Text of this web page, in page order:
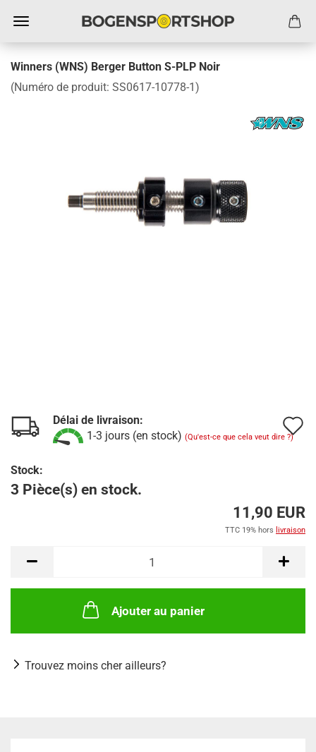
Winners (WNS) Berger Button S-PLP Noir
(Numéro de produit: SS0617-10778-1)
Délai de livraison:
1-3 jours (en stock) (Qu'est-ce que cela veut dire ?)
Stock:
3 Pièce(s) en stock.
11,90 EUR
TTC 19% hors livraison
Ajouter au panier
Trouvez moins cher ailleurs?